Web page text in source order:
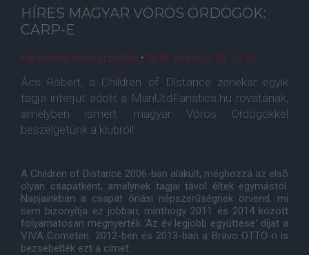
HÍRES MAGYAR VÖRÖS ÖRDÖGÖK:
CARP-E
Karácsony Böbe Erzsébet • 2016. március. 29. 15:32
Ács Róbert, a Children of Distance zenekar egyik
tagja interjút adott a ManUtdFanatics.hu rovatának,
amelyben ismert magyar Vörös Ördögökkel
beszélgetünk a klubról!
A Children of Distance 2006-ban alakult, méghozzá az elsõ
olyan csapatként, amelynek tagjai távol éltek egymástól.
Napjainkban a csapat óriási népszerûségnek örvend, mi
sem bizonyítja ez jobban, minthogy 2011 és 2014 között
folyamatosan megnyerték 'Az év legjobb együttese' díjat a
VIVA Cometen. 2012-ben és 2013-ban a Bravo OTTO-n is
bezsebelték ezt a címet.